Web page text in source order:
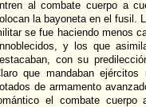
al combate cuerpo a
la bayoneta en el fusil.
se fue haciendo menos
y los que
con su
que mandaban
de armamento
el combate